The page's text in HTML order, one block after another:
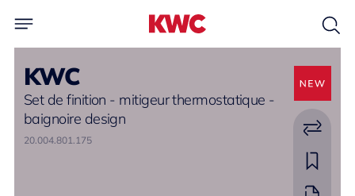
KWC
Set de finition - mitigeur thermostatique -
baignoire design
20.004.801.175